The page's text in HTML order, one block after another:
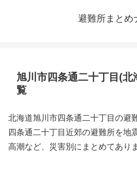
避難所まとめ
旭川市四条通二十丁目(北
覧
北海道旭川市四条通二十丁目の避
四条通二十丁目近郊の避難所を地
高潮など、災害別にまとめてあり